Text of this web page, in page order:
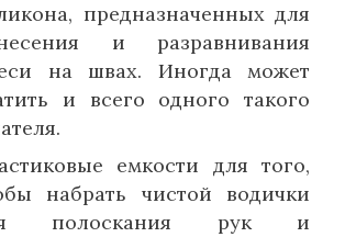
предназначенных для
и разравнивания
на швах. Иногда может
и всего одного такого
емкости для того,
набрать чистой водички
полоскания рук и